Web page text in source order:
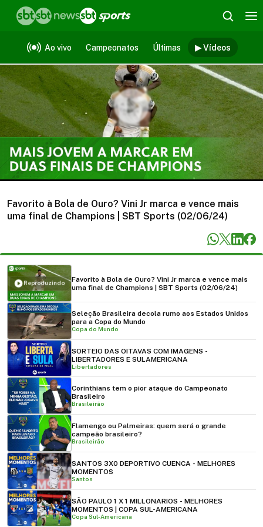
Ao vivo Campeonatos Últimas ▶ Vídeos
Vídeos
Favorito à Bola de Ouro? Vini Jr marca e vence mais
uma final de Champions | SBT Sports (02/06/24)
Reproduzindo
Favorito à Bola de Ouro? Vini Jr marca e vence mais
uma final de Champions | SBT Sports (02/06/24)
Seleção Brasileira decola rumo aos Estados Unidos
para a Copa do Mundo
Copa do Mundo
SORTEIO DAS OITAVAS COM IMAGENS -
LIBERTADORES E SULAMERICANA
Libertadores
Corinthians tem o pior ataque do Campeonato
Brasileiro
Brasileirão
Flamengo ou Palmeiras: quem será o grande
campeão brasileiro?
Brasileirão
SANTOS 3X0 DEPORTIVO CUENCA - MELHORES
MOMENTOS
Santos
SÃO PAULO 1 X 1 MILLONARIOS - MELHORES
MOMENTOS | COPA SUL-AMERICANA
Copa Sul-Americana